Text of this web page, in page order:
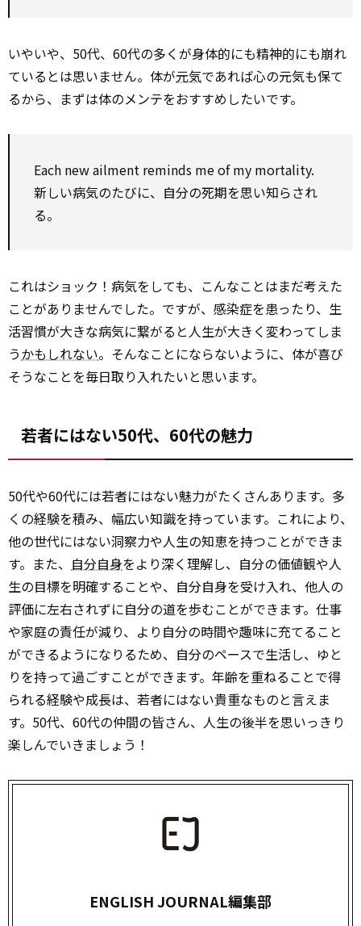
いやいや、50代、60代の多くが身体的にも精神的にも崩れ
ているとは思いません。体が元気であれば心の元気も保て
るから、まずは体のメンテをおすすめしたいです。
Each new ailment reminds me of my mortality.
新しい病気のたびに、自分の死期を思い知らされ
る。
これはショック！病気をしても、こんなことはまだ考えた
ことがありませんでした。ですが、感染症を患ったり、生
活習慣が大きな病気に繋がると人生が大きく変わってしま
うかもしれない。そんなことにならないように、体が喜び
そうなことを毎日取り入れたいと思います。
若者にはない50代、60代の魅力
50代や60代には若者にはない魅力がたくさんあります。多
くの経験を積み、幅広い知識を持っています。これにより、
他の世代にはない洞察力や人生の知恵を持つことができま
す。また、 自分自身をより深く理解し、自分の価値観や人
生の目標を明確することや、自分自身を受け入れ、他人の
評価に左右されずに自分の道を歩むことができます。仕事
や家庭の責任が減り、より自分の時間や趣味に充てること
ができるようになりるため、自分のペースで生活し、ゆと
りを持って過ごすことができます。年齢を重ねることで得
られる経験や成長は、若者にはない貴重なものと言えま
す。50代、60代の仲間の皆さん、人生の後半を思いっきり
楽しんでいきましょう！
ENGLISH JOURNAL編集部